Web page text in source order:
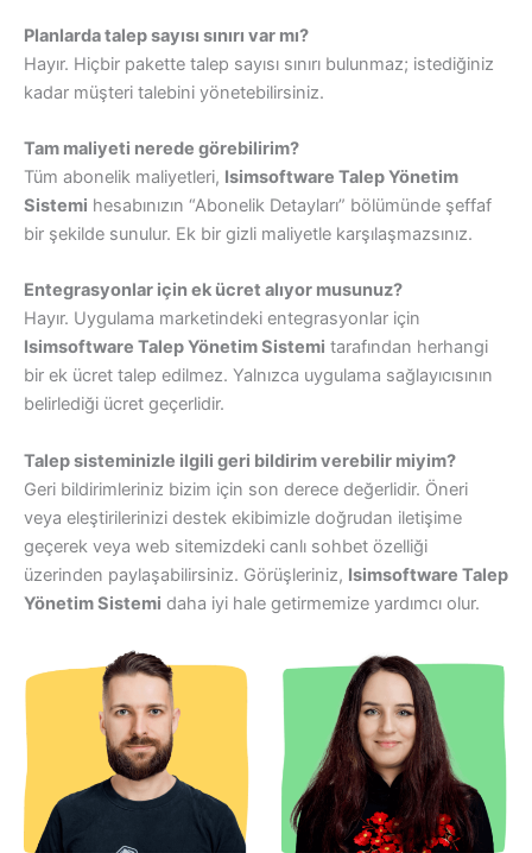
Planlarda talep sayısı sınırı var mı?
Hayır. Hiçbir pakette talep sayısı sınırı bulunmaz; istediğiniz
kadar müşteri talebini yönetebilirsiniz.
Tam maliyeti nerede görebilirim?
Tüm abonelik maliyetleri, Isimsoftware Talep Yönetim
Sistemi hesabınızın “Abonelik Detayları” bölümünde şeffaf
bir şekilde sunulur. Ek bir gizli maliyetle karşılaşmazsınız.
Entegrasyonlar için ek ücret alıyor musunuz?
Hayır. Uygulama marketindeki entegrasyonlar için
Isimsoftware Talep Yönetim Sistemi tarafından herhangi
bir ek ücret talep edilmez. Yalnızca uygulama sağlayıcısının
belirlediği ücret geçerlidir.
Talep sisteminizle ilgili geri bildirim verebilir miyim?
Geri bildirimleriniz bizim için son derece değerlidir. Öneri
veya eleştirilerinizi destek ekibimizle doğrudan iletişime
geçerek veya web sitemizdeki canlı sohbet özelliği
üzerinden paylaşabilirsiniz. Görüşleriniz, Isimsoftware Talep
Yönetim Sistemi daha iyi hale getirmemize yardımcı olur.